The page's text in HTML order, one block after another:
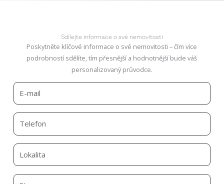
Sdílejte informace o své nemovitosti
Poskytněte klíčové informace o své nemovitosti – čím více
podrobností sdělíte, tím přesnější a hodnotnější bude váš
personalizovaný průvodce.